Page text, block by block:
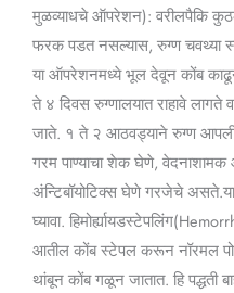
मुळव्याधचे ऑपरेशन): वरीलपैकि
फरक पडत नसल्यास, रुग्ण चवथ्या
या ऑपरेशनमध्ये भूल देवून कोंब
ते ४ दिवस रुग्णालयात राहावे
जाते. १ ते २ आठवड्याने रुग्ण आपली
गरम पाण्याचा शेक घेणे,
अंन्टिबॉयोटिक्स घेणे गरजेचे
घ्यावा.
आतील कोंब स्टेपल करून नॉरमल
थांबून कोंब गळून जातात. हि पद्धती